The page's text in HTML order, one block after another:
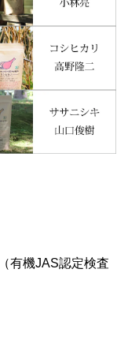
有機JAS認定検査